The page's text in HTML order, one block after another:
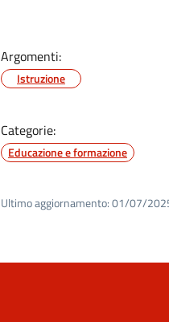
Argomenti:
Istruzione
Categorie:
Educazione e formazione
Ultimo aggiornamento:01/07/